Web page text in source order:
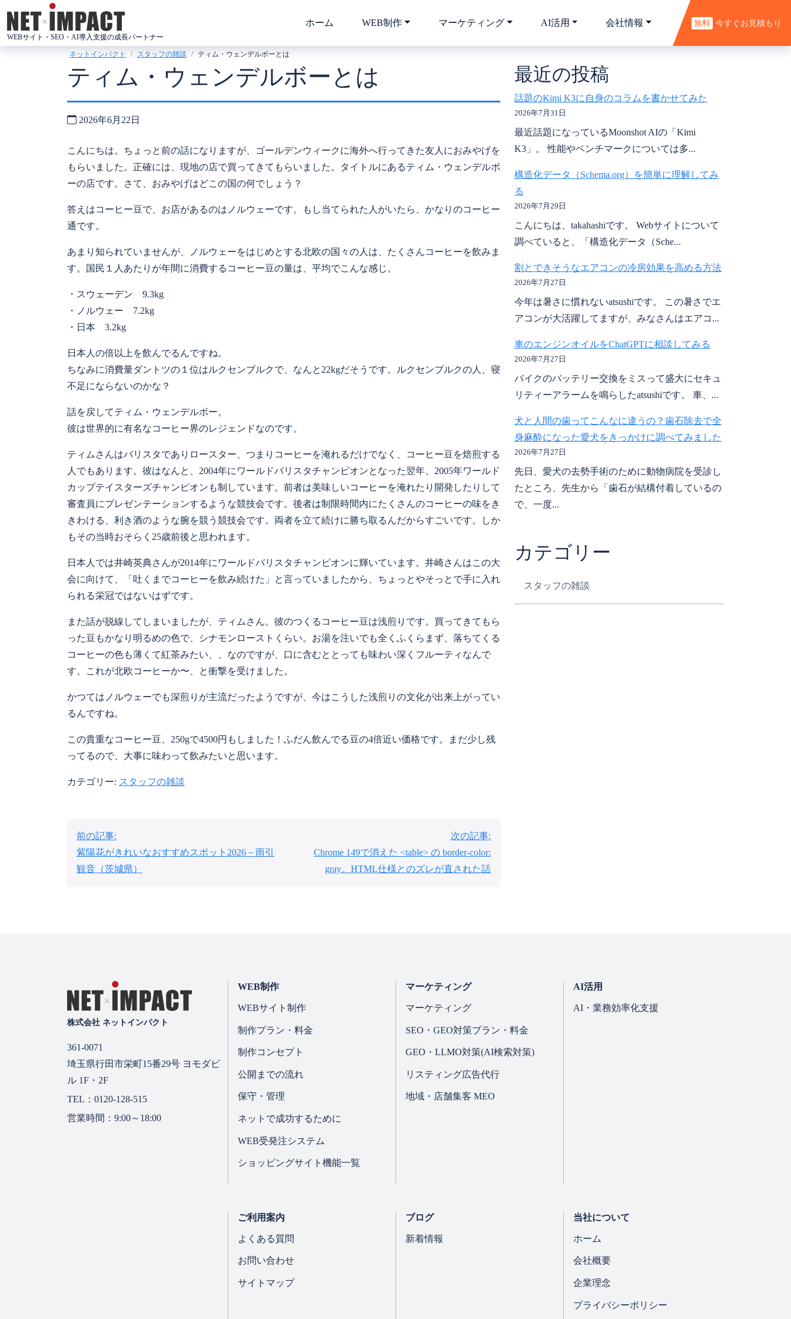
テWEBサイト・SEO・AI導入支援の成長パートナー
ホーム WEB制作 マーケティング AI活用 会社情報 無料 今すぐお見積もり
ネットインパクト スタッフの雑談 ティム・ウェンデルボーとは
ティム・ウェンデルボーとは
2026年6月22日
こんにちは。ちょっと前の話になりますが、ゴールデンウィークに海外へ行ってきた友人におみやげを
もらいました。正確には、現地の店で買ってきてもらいました。タイトルにあるティム・ウェンデルボ
ーの店です。さて、おみやげはどこの国の何でしょう？
答えはコーヒー豆で、お店があるのはノルウェーです。もし当てられた人がいたら、かなりのコーヒー
通です。
あまり知られていませんが、ノルウェーをはじめとする北欧の国々の人は、たくさんコーヒーを飲みま
す。国民１人あたりが年間に消費するコーヒー豆の量は、平均でこんな感じ。
・スウェーデン 9.3kg
・ノルウェー 7.2kg
・日本 3.2kg
日本人の倍以上を飲んでるんですね。
ちなみに消費量ダントツの１位はルクセンブルクで、なんと22kgだそうです。ルクセンブルクの人、寝
不足にならないのかな？
話を戻してティム・ウェンデルボー。
彼は世界的に有名なコーヒー界のレジェンドなのです。
ティムさんはバリスタでありロースター、つまりコーヒーを淹れるだけでなく、コーヒー豆を焙煎する
人でもあります。彼はなんと、2004年にワールドバリスタチャンピオンとなった翌年、2005年ワールド
カップテイスターズチャンピオンも制しています。前者は美味しいコーヒーを淹れたり開発したりして
審査員にプレゼンテーションするような競技会です。後者は制限時間内にたくさんのコーヒーの味をき
きわける、利き酒のような腕を競う競技会です。両者を立て続けに勝ち取るんだからすごいです。しか
もその当時おそらく25歳前後と思われます。
日本人では井崎英典さんが2014年にワールドバリスタチャンピオンに輝いています。井崎さんはこの大
会に向けて、「吐くまでコーヒーを飲み続けた」と言っていましたから、ちょっとやそっとで手に入れ
られる栄冠ではないはずです。
また話が脱線してしまいましたが、ティムさん。彼のつくるコーヒー豆は浅煎りです。買ってきてもら
った豆もかなり明るめの色で、シナモンローストくらい。お湯を注いでも全くふくらまず、落ちてくる
コーヒーの色も薄くて紅茶みたい、、なのですが、口に含むととっても味わい深くフルーティなんで
す。これが北欧コーヒーか〜、と衝撃を受けました。
かつてはノルウェーでも深煎りが主流だったようですが、今はこうした浅煎りの文化が出来上がってい
るんですね。
この貴重なコーヒー豆、250gで4500円もしました！ふだん飲んでる豆の4倍近い価格です。まだ少し残
ってるので、大事に味わって飲みたいと思います。
カテゴリー: スタッフの雑談
稿
ナ
ン
前の記事:
紫陽花がきれいなおすすめスポット2026－雨引
観音（茨城県）
次の記事:
Chrome 149で消えた <table> の border-color:
gray。HTML仕様とのズレが直された話
最近の投稿
話題のKimi K3に自身のコラムを書かせてみた
2026年7月31日
最近話題になっているMoonshot AIの「Kimi
K3」。 性能やベンチマークについては多...
構造化データ（Schema.org）を簡単に理解してみ
る
2026年7月29日
こんにちは、takahashiです。 Webサイトについて
調べていると、「構造化データ（Sche...
割とできそうなエアコンの冷房効果を高める方法
2026年7月27日
今年は暑さに慣れないatsushiです。 この暑さでエ
アコンが大活躍してますが、みなさんはエアコ...
車のエンジンオイルをChatGPTに相談してみる
2026年7月27日
バイクのバッテリー交換をミスって盛大にセキュ
リティーアラームを鳴らしたatsushiです。 車、...
犬と人間の歯ってこんなに違うの？歯石除去で全
身麻酔になった愛犬をきっかけに調べてみました
2026年7月27日
先日、愛犬の去勢手術のために動物病院を受診し
たところ、先生から「歯石が結構付着しているの
で、一度...
カテゴリー
スタッフの雑談
WEB制作
WEBサイト制作
制作プラン・料金
制作コンセプト
公開までの流れ
保守・管理
ネットで成功するために
WEB受発注システム
ショッピングサイト機能一覧
マーケティング
マーケティング
SEO・GEO対策プラン・料金
GEO・LLMO対策(AI検索対策)
リスティング広告代行
地域・店舗集客 MEO
AI活用
AI・業務効率化支援
ご利用案内
よくある質問
お問い合わせ
サイトマップ
ブログ
新着情報
当社について
ホーム
会社概要
企業理念
プライバシーポリシー
株式会社 ネットインパクト
361-0071
埼玉県行田市栄町15番29号 ヨモダビ
ル 1F・2F
TEL：0120-128-515
営業時間：9:00～18:00